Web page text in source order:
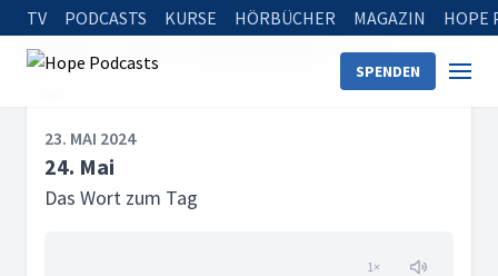
TV PODCASTS KURSE HÖRBÜCHER MAGAZIN HOPE
SPENDEN
Startseite 24. Mai
23. MAI 2024
24. Mai
Das Wort zum Tag
1×